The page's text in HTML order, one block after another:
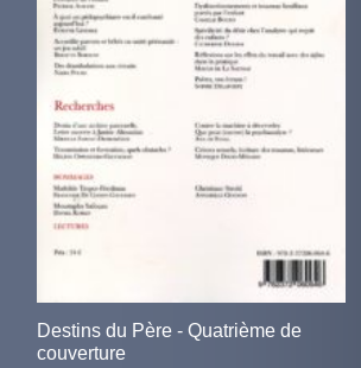
Destins du Père - Quatrième de
couverture